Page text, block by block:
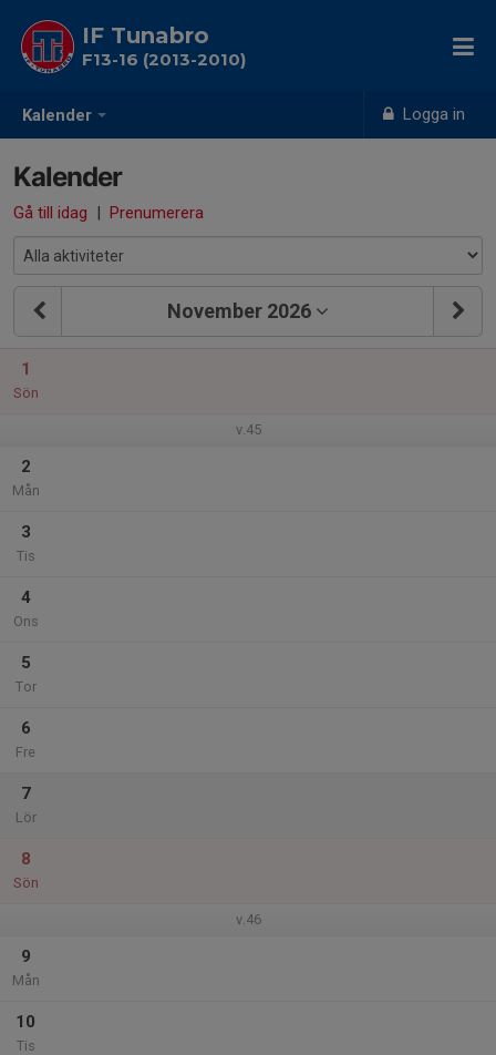
Kalender Logga in
IF Tunabro
F13-16 (2013-2010)
Kalender
Gå till idag | Prenumerera
November 2026
1
Sön
v.45
2
Mån
3
Tis
4
Ons
5
Tor
6
Fre
7
Lör
8
Sön
v.46
9
Mån
10
Tis